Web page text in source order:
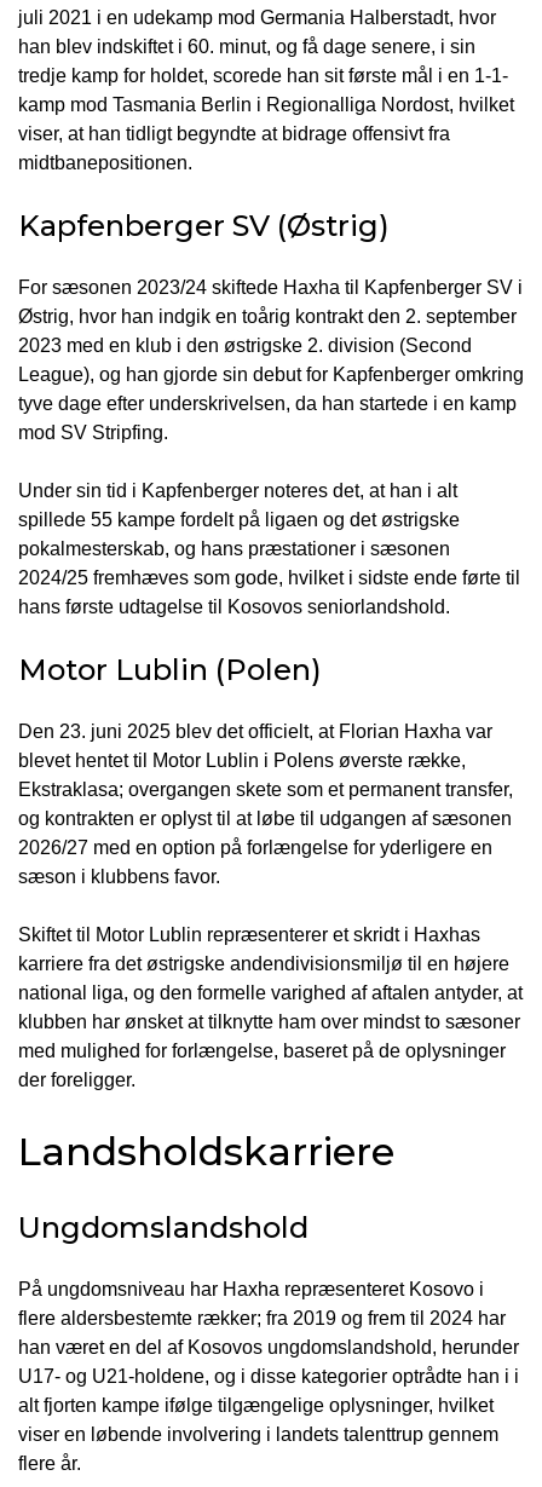
juli 2021 i en udekamp mod Germania Halberstadt, hvor
han blev indskiftet i 60. minut, og få dage senere, i sin
tredje kamp for holdet, scorede han sit første mål i en 1-1-
kamp mod Tasmania Berlin i Regionalliga Nordost, hvilket
viser, at han tidligt begyndte at bidrage offensivt fra
midtbanepositionen.
Kapfenberger SV (Østrig)
For sæsonen 2023/24 skiftede Haxha til Kapfenberger SV i
Østrig, hvor han indgik en toårig kontrakt den 2. september
2023 med en klub i den østrigske 2. division (Second
League), og han gjorde sin debut for Kapfenberger omkring
tyve dage efter underskrivelsen, da han startede i en kamp
mod SV Stripfing.
Under sin tid i Kapfenberger noteres det, at han i alt
spillede 55 kampe fordelt på ligaen og det østrigske
pokalmesterskab, og hans præstationer i sæsonen
2024/25 fremhæves som gode, hvilket i sidste ende førte til
hans første udtagelse til Kosovos seniorlandshold.
Motor Lublin (Polen)
Den 23. juni 2025 blev det officielt, at Florian Haxha var
blevet hentet til Motor Lublin i Polens øverste række,
Ekstraklasa; overgangen skete som et permanent transfer,
og kontrakten er oplyst til at løbe til udgangen af sæsonen
2026/27 med en option på forlængelse for yderligere en
sæson i klubbens favor.
Skiftet til Motor Lublin repræsenterer et skridt i Haxhas
karriere fra det østrigske andendivisionsmiljø til en højere
national liga, og den formelle varighed af aftalen antyder, at
klubben har ønsket at tilknytte ham over mindst to sæsoner
med mulighed for forlængelse, baseret på de oplysninger
der foreligger.
Landsholdskarriere
Ungdomslandshold
På ungdomsniveau har Haxha repræsenteret Kosovo i
flere aldersbestemte rækker; fra 2019 og frem til 2024 har
han været en del af Kosovos ungdomslandshold, herunder
U17- og U21-holdene, og i disse kategorier optrådte han i i
alt fjorten kampe ifølge tilgængelige oplysninger, hvilket
viser en løbende involvering i landets talenttrup gennem
flere år.